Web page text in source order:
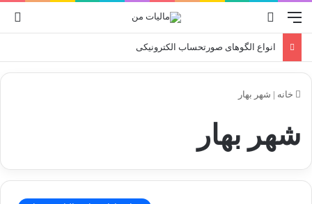
منو
انواع الگوهای صورتحساب الکترونیکی
خانه | شهر بهار
شهر بهار